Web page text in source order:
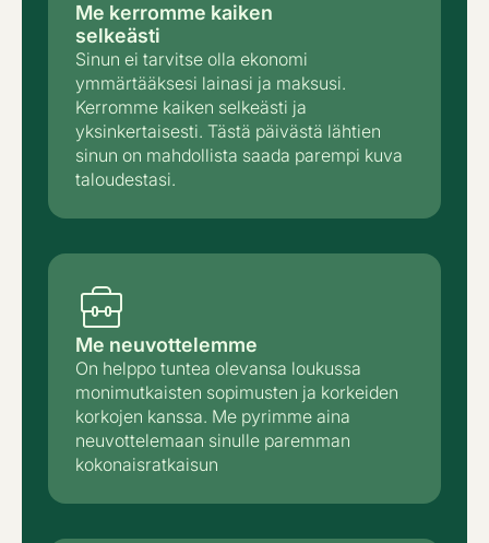
Me kerromme kaiken
selkeästi
Sinun ei tarvitse olla ekonomi
ymmärtääksesi lainasi ja maksusi.
Kerromme kaiken selkeästi ja
yksinkertaisesti. Tästä päivästä lähtien
sinun on mahdollista saada parempi kuva
taloudestasi.
Me neuvottelemme
On helppo tuntea olevansa loukussa
monimutkaisten sopimusten ja korkeiden
korkojen kanssa. Me pyrimme aina
neuvottelemaan sinulle paremman
kokonaisratkaisun